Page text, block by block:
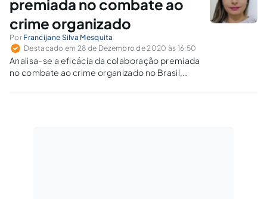
premiada no combate ao
crime organizado
Por Francijane Silva Mesquita
Destacado em 28 de Dezembro de 2020 às 16:50
Analisa-se a eficácia da colaboração premiada
no combate ao crime organizado no Brasil,
Organizações Criminosas (Lei nº.12.850/2013).